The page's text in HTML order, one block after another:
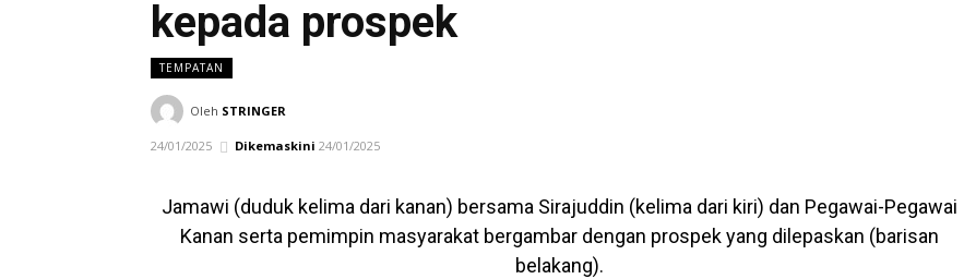
kepada prospek
TEMPATAN
Oleh STRINGER
24/01/2025 Dikemaskini 24/01/2025
Jamawi (duduk kelima dari kanan) bersama Sirajuddin (kelima dari kiri) dan Pegawai-Pegawai
Kanan serta pemimpin masyarakat bergambar dengan prospek yang dilepaskan (barisan
belakang).